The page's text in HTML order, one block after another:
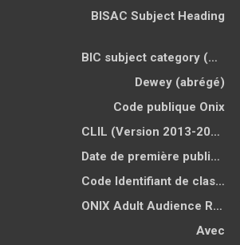
BISAC Subject Heading
BIC subject category (UK)
Dewey (abrégé)
Code publique Onix
CLIL (Version 2013-2019 )
Date de première publication du titre
Code Identifiant de classement sujet
ONIX Adult Audience Rating
Avec